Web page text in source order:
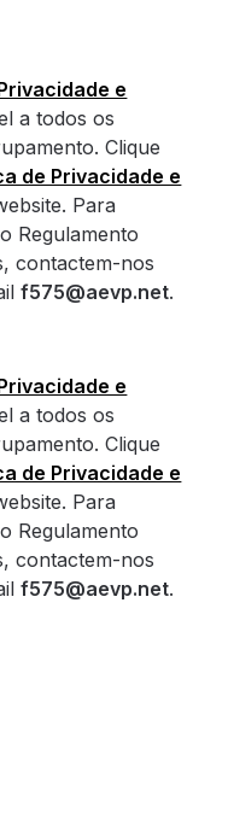
e
a todos os
Clique
de Privacidade e
Para
Regulamento
contactem-nos
f575@aevp.net.
e
a todos os
Clique
de Privacidade e
Para
Regulamento
contactem-nos
f575@aevp.net.